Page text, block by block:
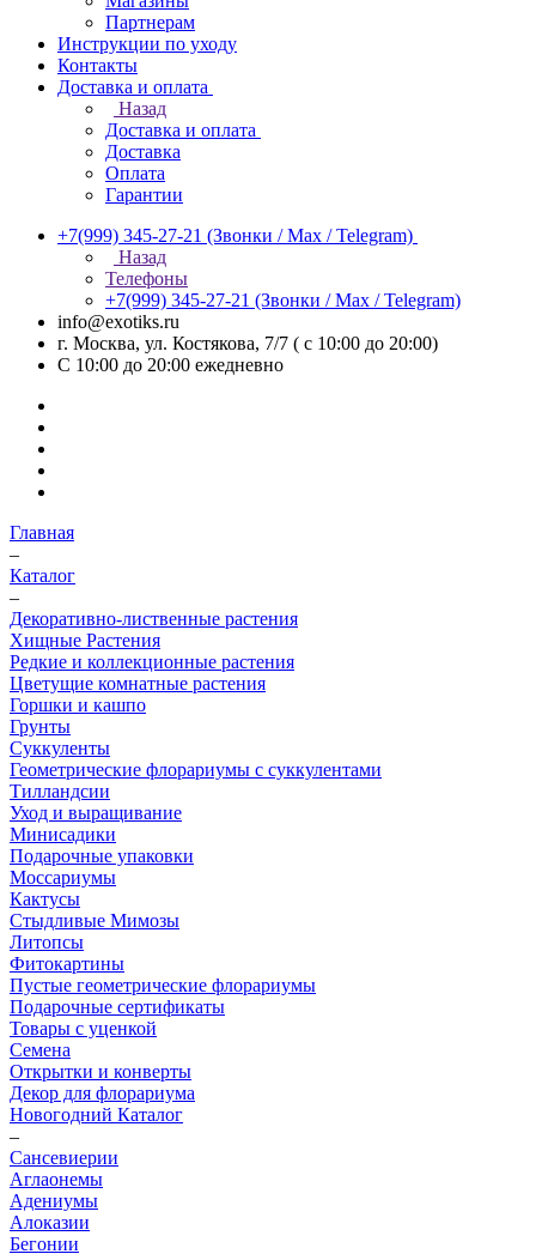
Партнерам
Инструкции по уходу
Контакты
Доставка и оплата
Назад
Доставка и оплата
Доставка
Оплата
Гарантии
+7(999) 345-27-21 (Звонки / Max / Telegram)
Назад
Телефоны
+7(999) 345-27-21 (Звонки / Max / Telegram)
info@exotiks.ru
г. Москва, ул. Костякова, 7/7 ( с 10:00 до 20:00)
С 10:00 до 20:00 ежедневно
Главная
–
Каталог
–
Декоративно-лиственные растения
Хищные Растения
Редкие и коллекционные растения
Цветущие комнатные растения
Горшки и кашпо
Грунты
Суккуленты
Геометрические флорариумы с суккулентами
Тилландсии
Уход и выращивание
Минисадики
Подарочные упаковки
Моссариумы
Кактусы
Стыдливые Мимозы
Литопсы
Фитокартины
Пустые геометрические флорариумы
Подарочные сертификаты
Товары с уценкой
Семена
Открытки и конверты
Декор для флорариума
Новогодний Каталог
–
Сансевиерии
Аглаонемы
Адениумы
Алоказии
Бегонии